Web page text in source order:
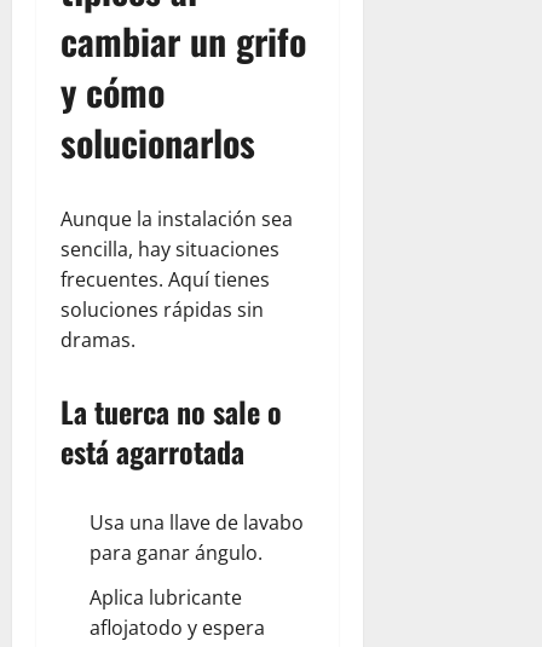
cambiar un grifo
y cómo
solucionarlos
Aunque la instalación sea
sencilla, hay situaciones
frecuentes. Aquí tienes
soluciones rápidas sin
dramas.
La tuerca no sale o
está agarrotada
Usa una llave de lavabo
para ganar ángulo.
Aplica lubricante
aflojatodo y espera